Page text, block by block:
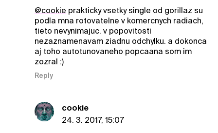
@cookie prakticky vsetky single od gorillaz su
podla mna rotovatelne v komercnych radiach,
tieto nevynimajuc. v popovitosti
nezaznamenavam ziadnu odchylku. a dokonca
aj toho autotunovaneho popcaana som im
zozral :)
Reply
cookie
24. 3. 2017, 15:07